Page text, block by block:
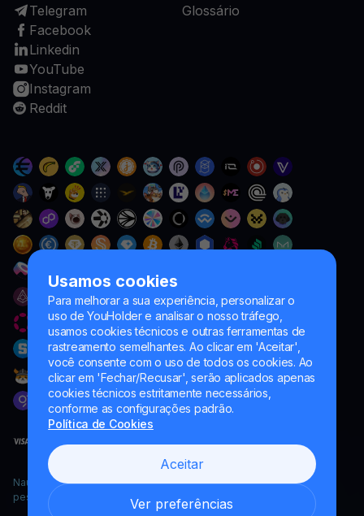
Usamos cookies
Para melhorar a sua experiência, personalizar o
uso de YouHolder e analisar o nosso tráfego,
usamos cookies técnicos e outras ferramentas de
rastreamento semelhantes. Ao clicar em 'Aceitar',
você consente com o uso de todos os cookies. Ao
clicar em 'Fechar/Recusar', serão aplicados apenas
cookies técnicos estritamente necessários,
conforme as configurações padrão.
Política de Cookies
Aceitar
Ver preferências
Telegram
Facebook
Linkedin
YouTube
Instagram
Reddit
Glossário
Naumard LTD. – apenas para fins de desenvolvimento de TI,
pesquisa e marketing